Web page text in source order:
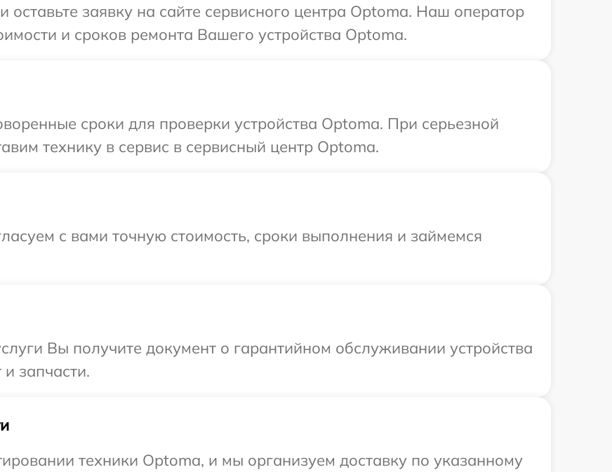
заявку на сайте сервисного центра Optoma. Наш оператор
и сроков ремонта Вашего устройства Optoma.
сроки для проверки устройства Optoma. При серьезной
технику в сервис в сервисный центр Optoma.
с вами точную стоимость, сроки выполнения и займемся
Вы получите документ о гарантийном обслуживании устройства
запчасти.
техники Optoma, и мы организуем доставку по указанному